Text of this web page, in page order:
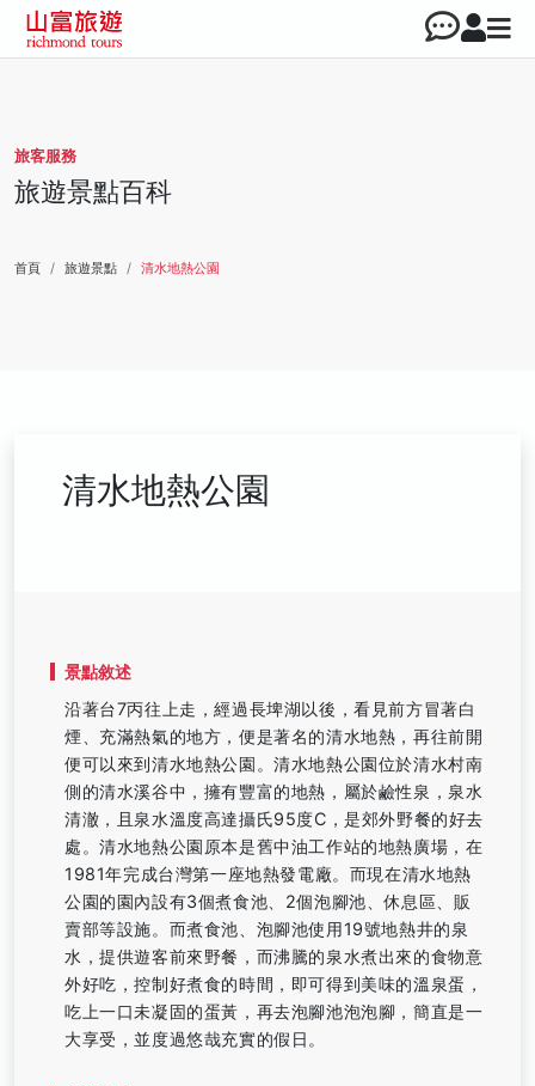
旅客服務
旅遊景點百科
首頁 旅遊景點 清水地熱公園
清水地熱公園
景點敘述
沿著台7丙往上走，經過長埤湖以後，看見前方冒著白
煙、充滿熱氣的地方，便是著名的清水地熱，再往前開
便可以來到清水地熱公園。清水地熱公園位於清水村南
側的清水溪谷中，擁有豐富的地熱，屬於鹼性泉，泉水
清澈，且泉水溫度高達攝氏95度C，是郊外野餐的好去
處。清水地熱公園原本是舊中油工作站的地熱廣場，在
1981年完成台灣第一座地熱發電廠。而現在清水地熱
公園的園內設有3個煮食池、2個泡腳池、休息區、販
賣部等設施。而煮食池、泡腳池使用19號地熱井的泉
水，提供遊客前來野餐，而沸騰的泉水煮出來的食物意
外好吃，控制好煮食的時間，即可得到美味的溫泉蛋，
吃上一口未凝固的蛋黃，再去泡腳池泡泡腳，簡直是一
大享受，並度過悠哉充實的假日。